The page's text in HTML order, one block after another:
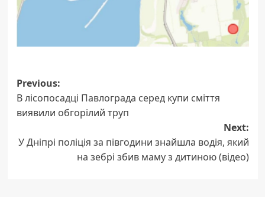
Post
navigation
Previous:
В лісопосадці Павлограда серед купи сміття
виявили обгорілий труп
Next:
У Дніпрі поліція за півгодини знайшла водія, який
на зебрі збив маму з дитиною (відео)